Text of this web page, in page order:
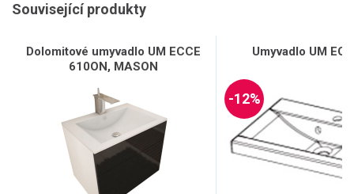
Související produkty
Dolomitové umyvadlo UM ECCE
610ON, MASON
Umyvadlo UM
-12%